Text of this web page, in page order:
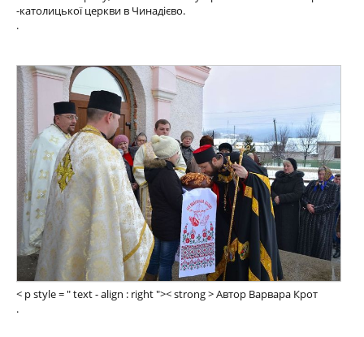
-католицької церкви в Чинадієво.
.
< p style = " text - align : right ">< strong > Автор Варвара Крот
.